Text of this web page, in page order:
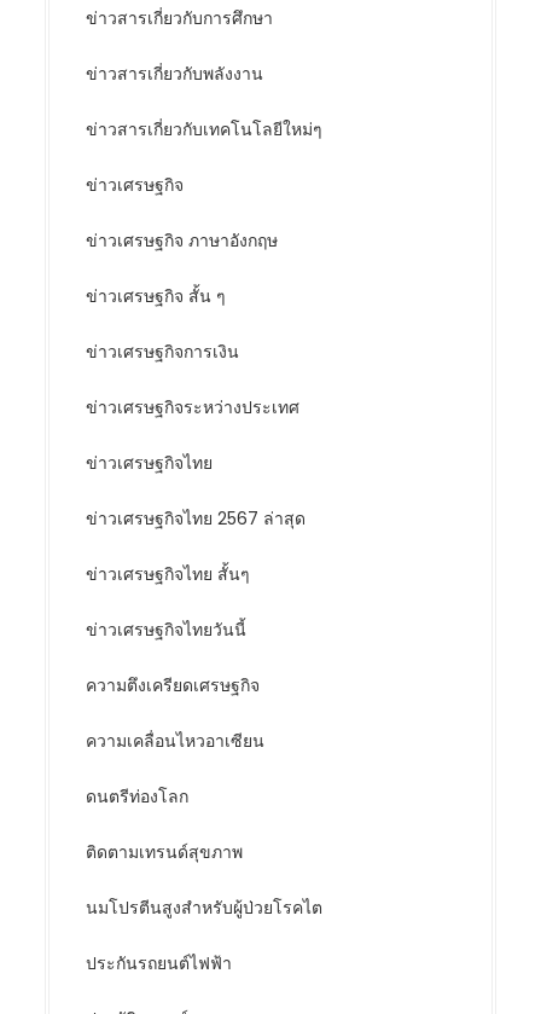
ข่าวสารเกี่ยวกับการศึกษา
ข่าวสารเกี่ยวกับพลังงาน
ข่าวสารเกี่ยวกับเทคโนโลยีใหม่ๆ
ข่าวเศรษฐกิจ
ข่าวเศรษฐกิจ ภาษาอังกฤษ
ข่าวเศรษฐกิจ สั้น ๆ
ข่าวเศรษฐกิจการเงิน
ข่าวเศรษฐกิจระหว่างประเทศ
ข่าวเศรษฐกิจไทย
ข่าวเศรษฐกิจไทย 2567 ล่าสุด
ข่าวเศรษฐกิจไทย สั้นๆ
ข่าวเศรษฐกิจไทยวันนี้
ความตึงเครียดเศรษฐกิจ
ความเคลื่อนไหวอาเซียน
ดนตรีท่องโลก
ติดตามเทรนด์สุขภาพ
นมโปรตีนสูงสำหรับผู้ป่วยโรคไต
ประกันรถยนต์ไฟฟ้า